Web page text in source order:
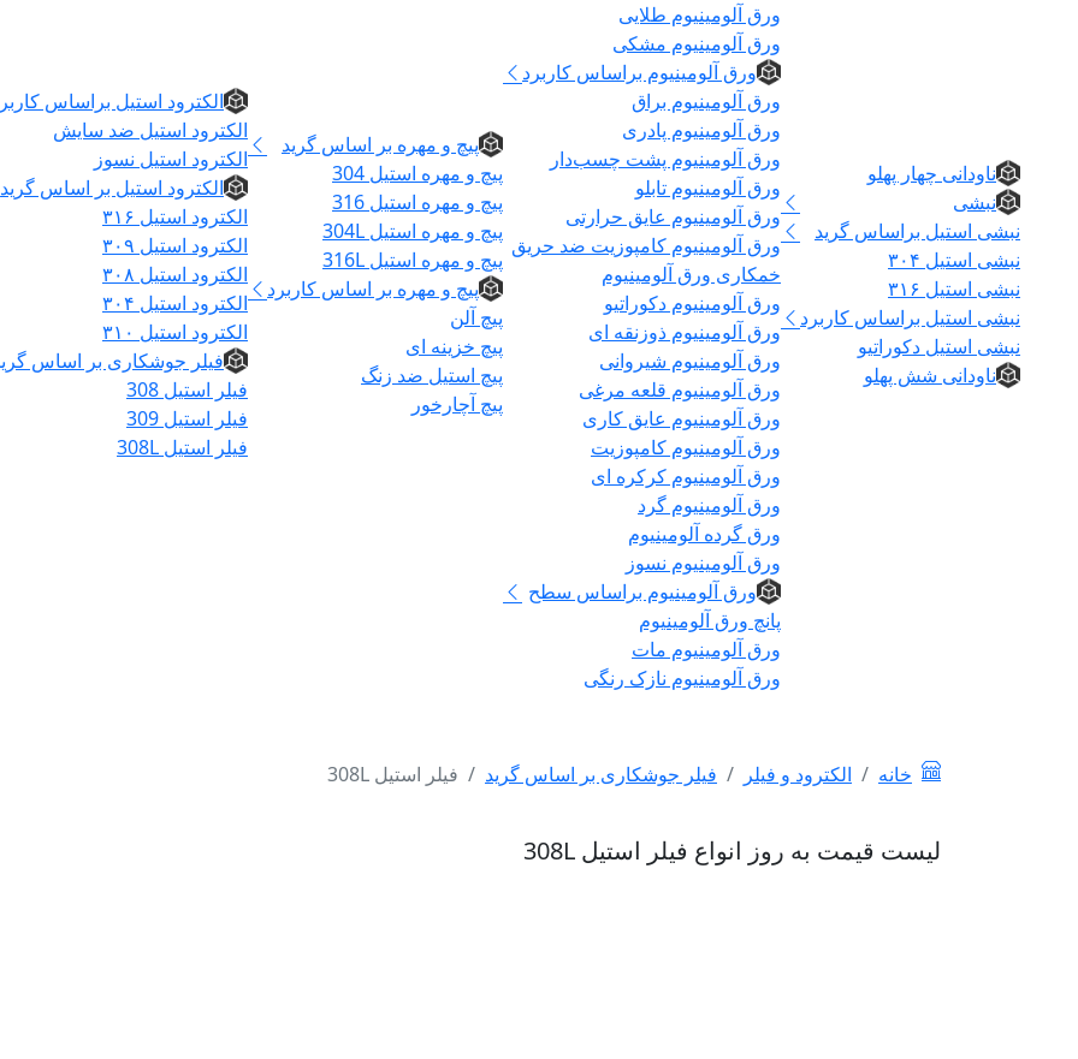
ناودانی چهار پهلو
نبشی
نبشی استیل براساس گرید
نبشی استیل ۳۰۴
نبشی استیل ۳۱۶
نبشی استیل براساس کاربرد
نبشی استیل دکوراتیو
ناودانی شش پهلو
ورق آلومینیوم طلایی
ورق آلومینیوم مشکی
ورق آلومینیوم براساس کاربرد
ورق آلومینیوم براق
ورق آلومینیوم پادری
ورق آلومینیوم پشت چسب‌دار
ورق آلومینیوم تابلو
ورق آلومینیوم عایق حرارتی
ورق آلومینیوم کامپوزیت ضد حریق
خمکاری ورق آلومینیوم
ورق آلومینیوم دکوراتیو
ورق آلومینیوم ذوزنقه ای
ورق آلومینیوم شیروانی
ورق آلومینیوم قلعه مرغی
ورق آلومینیوم عایق کاری
ورق آلومینیوم کامپوزیت
ورق آلومینیوم کرکره ای
ورق آلومینیوم گرد
ورق گرده آلومینیوم
ورق آلومینیوم نسوز
ورق آلومینیوم براساس سطح
پانچ ورق آلومینیوم
ورق آلومینیوم مات
ورق آلومینیوم نازک رنگی
پیچ و مهره بر اساس گرید
پیچ و مهره استیل 304
پیچ و مهره استیل 316
پیچ و مهره استیل 304L
پیچ و مهره استیل 316L
پیچ و مهره بر اساس کاربرد
پیچ آلن
پیچ خزینه ای
پیچ استیل ضد زنگ
پیچ آچارخور
الکترود استیل براساس
الکترود استیل ضد سایش
الکترود استیل نسوز
الکترود استیل بر اساس گرید
الکترود استیل ۳۱۶
الکترود استیل ۳۰۹
الکترود استیل ۳۰۸
الکترود استیل ۳۰۴
الکترود استیل ۳۱۰
فیلر جوشکاری بر اساس
فیلر استیل 308
فیلر استیل 309
فیلر استیل 308L
خانه الکترود و فیلر فیلر جوشکاری بر اساس گرید فیلر استیل 308L
لیست قیمت به روز انواع فیلر استیل 308L